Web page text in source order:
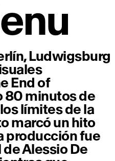
Ludwigsburg
End of
80 minutos de
límites de la
marcó un hito
producción fue
Alessio De